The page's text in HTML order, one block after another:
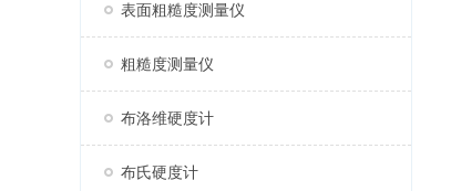
表面粗糙度测量仪
粗糙度测量仪
布洛维硬度计
布氏硬度计